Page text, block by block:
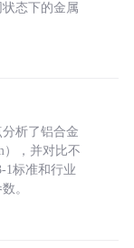
态下的金属
析了铝合金
），并对比不
1标准和行业
。